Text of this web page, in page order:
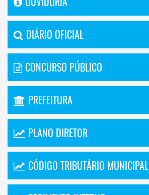
DIÁRIO OFICIAL
CONCURSO PÚBLICO
PREFEITURA
PLANO DIRETOR
CÓDIGO TRIBUTÁRIO MUNICIPAL